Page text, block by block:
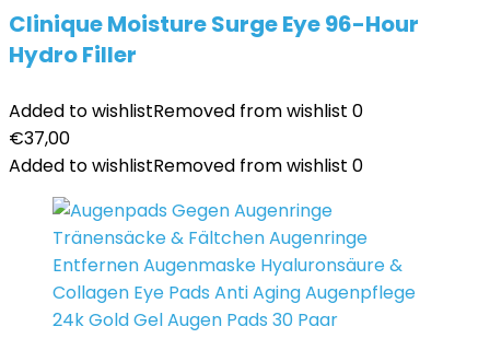
Clinique Moisture Surge Eye 96-Hour
Hydro Filler
Added to wishlistRemoved from wishlist 0
€37,00
Added to wishlistRemoved from wishlist 0